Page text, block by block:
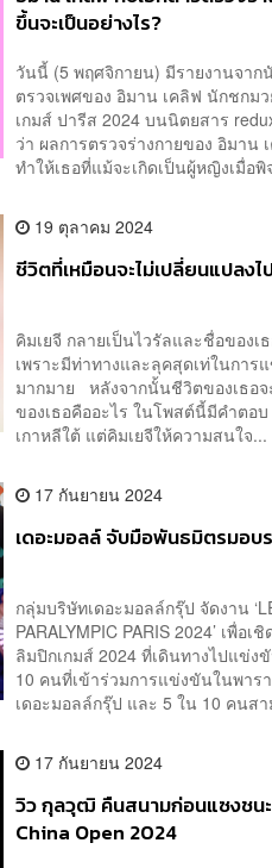
ขึ้นจะเป็นอย่างไร?
วันนี้ (5 พฤศจิกายน) มีรายงานจาก
ตรวจเพศของ อิมาน เคลิฟ นักชกม
เกมส์ ปารีส 2024 บนนิตยสาร
ว่า ผลการตรวจร่างกายของ อิมา
ทำให้เธอที่แม้จะเกิดเป็นผู้หญิงเมื่อ
19 ตุลาคม 2024
ชีวิตที่เหมือนจะไม่เปลี่ยนแปลง
คิมเยจี กลายเป็นไวรัลและชื่อของ
เพราะมีท่าทางและลุคสุดเท่ในการ
มากมาย หลังจากนั้นชีวิตของเธอ
ของเธอคืออะไร ในโพสต์นี้มีคำต
เกาหลีใต้ แต่คิมเยจีให้ความสนใจ...
17 กันยายน 2024
เดอะมอลล์ จับมือพันธมิตรมอบ
กลุ่มบริษัทเดอะมอลล์กรุ๊ป จัดงาน
PARALYMPIC PARIS 2024’ เพื่
ลิมปิกเกมส์ 2024 ที่เดินทางไปแข่
10 คนที่เข้าร่วมการแข่งขันในพาร
เดอะมอลล์กรุ๊ป และ 5 ใน 10 คนส
17 กันยายน 2024
วิว กุลวุฒิ คืนสนามก่อนแซงชน
China Open 2024